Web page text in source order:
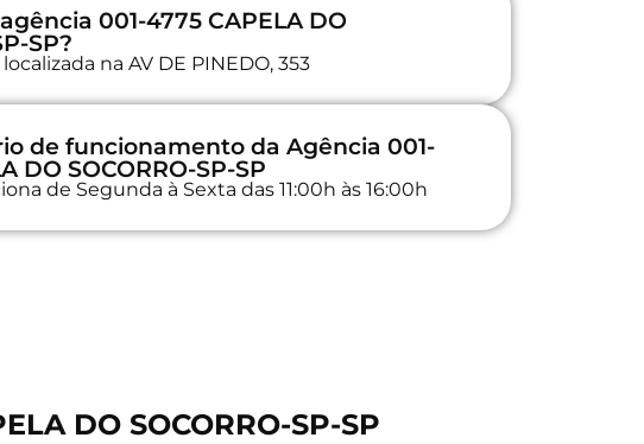
001-4775 CAPELA DO
SP?
na AV DE PINEDO, 353
de funcionamento da Agência 001-
DO SOCORRO-SP-SP
de Segunda à Sexta das 11:00h às 16:00h
DO SOCORRO-SP-SP